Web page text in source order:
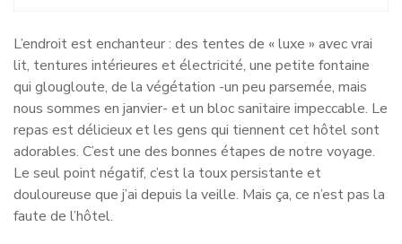
L’endroit est enchanteur : des tentes de « luxe » avec vrai
lit, tentures intérieures et électricité, une petite fontaine
qui glougloute, de la végétation -un peu parsemée, mais
nous sommes en janvier- et un bloc sanitaire impeccable. Le
repas est délicieux et les gens qui tiennent cet hôtel sont
adorables. C’est une des bonnes étapes de notre voyage.
Le seul point négatif, c’est la toux persistante et
douloureuse que j’ai depuis la veille. Mais ça, ce n’est pas la
faute de l’hôtel.